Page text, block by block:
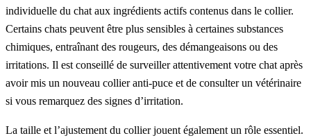
individuelle du chat aux ingrédients actifs contenus dans le collier.
Certains chats peuvent être plus sensibles à certaines substances
chimiques, entraînant des rougeurs, des démangeaisons ou des
irritations. Il est conseillé de surveiller attentivement votre chat après
avoir mis un nouveau collier anti-puce et de consulter un vétérinaire
si vous remarquez des signes d’irritation.
La taille et l’ajustement du collier jouent également un rôle essentiel.